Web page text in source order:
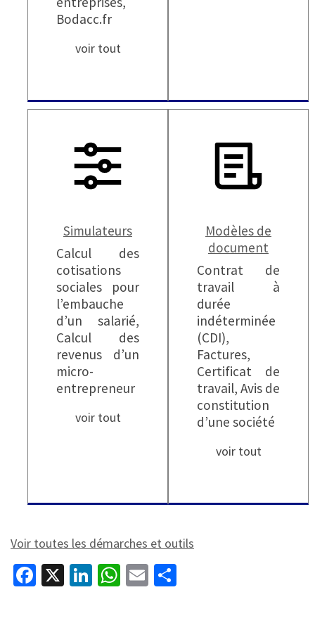
Bodacc.fr
voir tout
Simulateurs
Calcul des
cotisations
sociales pour
l’embauche
d’un salarié,
Calcul des
revenus d’un
micro-
entrepreneur
voir tout
Modèles de
document
Contrat de
travail à
durée
indéterminée
(CDI),
Factures,
Certificat de
travail, Avis de
constitution
d’une société
voir tout
Voir toutes les démarches et outils
Fa X
Li W E